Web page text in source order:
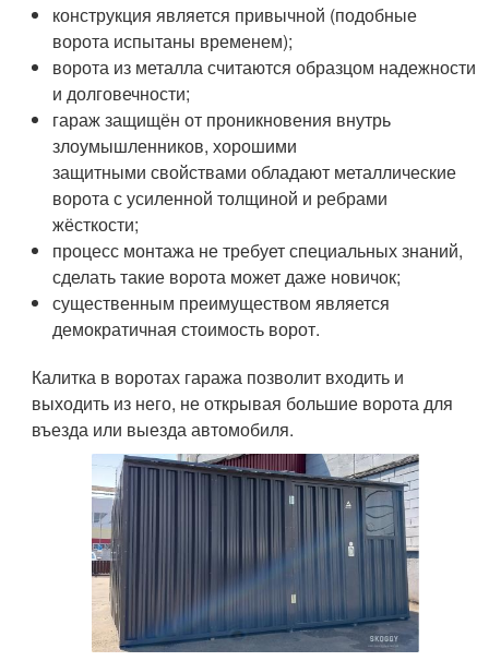
конструкция является привычной (подобные
ворота испытаны временем);
ворота из металла считаются образцом надежности
и долговечности;
гараж защищён от проникновения внутрь
злоумышленников, хорошими
защитными свойствами обладают металлические
ворота с усиленной толщиной и ребрами
жёсткости;
процесс монтажа не требует специальных знаний,
сделать такие ворота может даже новичок;
существенным преимуществом является
демократичная стоимость ворот.
Калитка в воротах гаража позволит входить и
выходить из него, не открывая большие ворота для
въезда или выезда автомобиля.